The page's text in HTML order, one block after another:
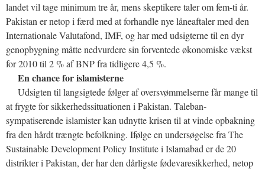
landet vil tage minimum tre år, mens skeptikere taler om fem-ti år.
Pakistan er netop i færd med at forhandle nye låneaftaler med den
Internationale Valutafond, IMF, og har med udsigterne til en dyr
genopbygning måtte nedvurdere sin forventede økonomiske vækst
for 2010 til 2 % af BNP fra tidligere 4,5 %.
En chance for islamisterne
Udsigten til langsigtede følger af oversvømmelserne får mange til
at frygte for sikkerhedssituationen i Pakistan. Taleban-
sympatiserende islamister kan udnytte krisen til at vinde opbakning
fra den hårdt trængte befolkning. Ifølge en undersøgelse fra The
Sustainable Development Policy Institute i Islamabad er de 20
distrikter i Pakistan, der har den dårligste fødevaresikkerhed, netop